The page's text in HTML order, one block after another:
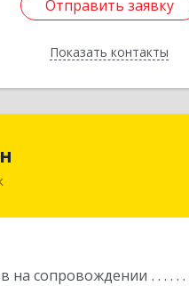
Отправить заявку
Показать контакты
Отправить заявку
Назад
на сопровождении